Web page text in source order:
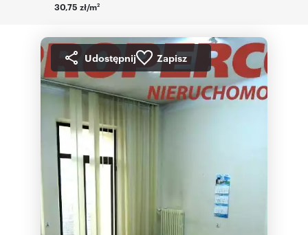
30,75 zł/m2
Udostępnij Zapisz